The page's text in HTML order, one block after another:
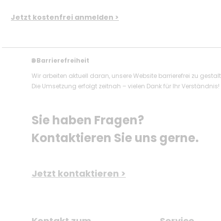
Jetzt kostenfrei anmelden >
🌐Barrierefreiheit
Wir arbeiten aktuell daran, unsere Website barrierefrei zu
Die Umsetzung erfolgt zeitnah – vielen Dank für Ihr Verständnis!
Sie haben Fragen?
Kontaktieren Sie uns gerne.
Jetzt kontaktieren >